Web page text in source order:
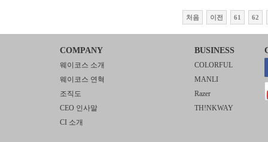
처음 이전 61 62
COMPANY
웨이코스 소개
웨이코스 연혁
조직도
CEO 인사말
CI 소개
BUSINESS
COLORFUL
MANLI
Razer
TH!NKWAY